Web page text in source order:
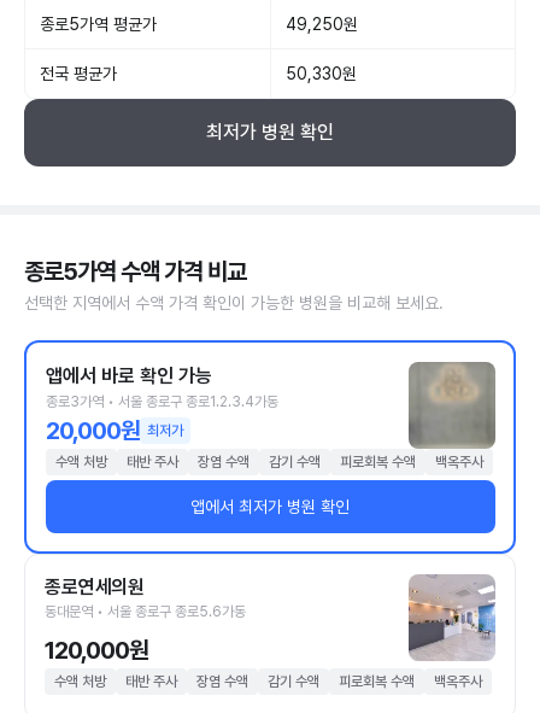
종로5가역 평균가 49,250원
전국 평균가 50,330원
최저가 병원 확인
종로5가역 수액 가격 비교
선택한 지역에서 수액 가격 확인이 가능한 병원을 비교해 보세요.
앱에서 바로 확인 가능
종로3가역 • 서울 종로구 종로1.2.3.4가동
20,000원 최저가
수액 처방
태반 주사 장염 수액 감기 수액 피로회복 수액 백옥주사
앱에서 최저가 병원 확인
종로연세의원
동대문역 • 서울 종로구 종로5.6가동
120,000원
수액 처방 태반 주사 장염 수액 감기 수액 피로회복 수액 백옥주사